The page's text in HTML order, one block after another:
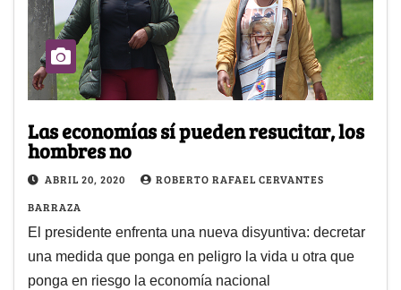
Las economías sí pueden resucitar, los
hombres no
ABRIL 20, 2020
ROBERTO RAFAEL CERVANTES
BARRAZA
El presidente enfrenta una nueva disyuntiva: decretar
una medida que ponga en peligro la vida u otra que
ponga en riesgo la economía nacional